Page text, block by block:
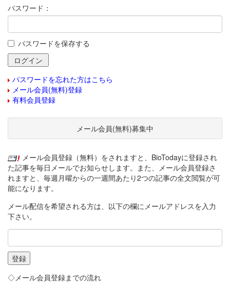
パスワード：
パスワードを保存する
パスワードを忘れた方はこちら
メール会員(無料)登録
有料会員登録
メール会員(無料)募集中
メール会員登録（無料）をされますと、BioTodayに登録され
た記事を毎日メールでお知らせします。また、メール会員登録さ
れますと、毎週月曜からの一週間あたり2つの記事の全文閲覧が可
能になります。
メール配信を希望される方は、以下の欄にメールアドレスを入力
下さい。
◇メール会員登録までの流れ